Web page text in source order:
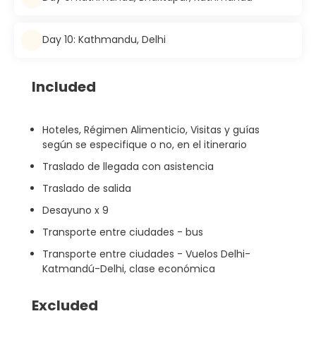
Day 10: Kathmandu, Delhi
Included
Hoteles, Régimen Alimenticio, Visitas y guías
según se especifique o no, en el itinerario
Traslado de llegada con asistencia
Traslado de salida
Desayuno x 9
Transporte entre ciudades - bus
Transporte entre ciudades - Vuelos Delhi-
Katmandú-Delhi, clase económica
Excluded